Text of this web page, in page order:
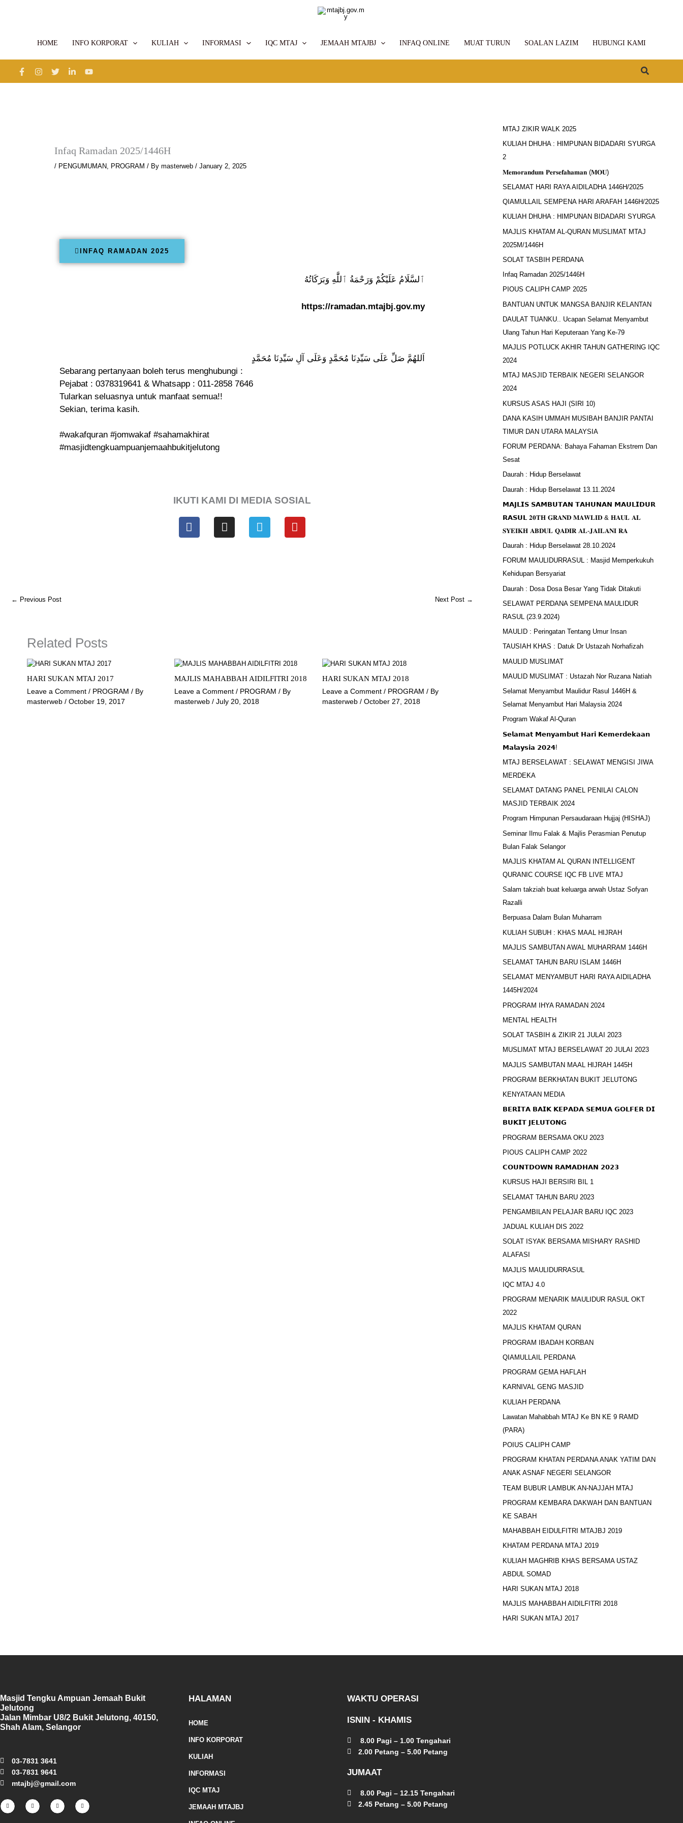
HOME INFO KORPORAT KULIAH INFORMASI IQC MTAJ JEMAAH MTAJBJ INFAQ ONLINE MUAT TURUN SOALAN LAZIM HUBUNGI KAMI
Search
Infaq Ramadan 2025/1446H
/ PENGUMUMAN, PROGRAM / By masterweb / January 2, 2025
INFAQ RAMADAN 2025
ٱلسَّلَامُ عَلَيْكُمْ وَرَحْمَةُ ٱللَّٰهِ وَبَرَكَاتُهُ
https://ramadan.mtajbj.gov.my
اَللهُمَّ صَلِّ عَلَى سَيِّدِنَا مُحَمَّدٍ وَعَلَى آلِ سَيِّدِنَا مُحَمَّدٍ
Sebarang pertanyaan boleh terus menghubungi :
Pejabat : 0378319641 & Whatsapp : 011-2858 7646
Tularkan seluasnya untuk manfaat semua!!
Sekian, terima kasih.
#wakafquran #jomwakaf #sahamakhirat
#masjidtengkuampuanjemaahbukitjelutong
IKUTI KAMI DI MEDIA SOSIAL
F
a
I
n
T
e
Y
o
← Previous Post Next Post →
Related Posts
HARI SUKAN MTAJ 2017
Leave a Comment / PROGRAM / By
masterweb / October 19, 2017
MAJLIS MAHABBAH AIDILFITRI 2018
Leave a Comment / PROGRAM / By
masterweb/July 20, 2018
HARI SUKAN MTAJ 2018
Leave a Comment / PROGRAM / By
masterweb/October 27, 2018
MTAJ ZIKIR WALK 2025
KULIAH DHUHA : HIMPUNAN BIDADARI SYURGA
2
𝐌𝐞𝐦𝐨𝐫𝐚𝐧𝐝𝐮𝐦 𝐏𝐞𝐫𝐬𝐞𝐟𝐚𝐡𝐚𝐦𝐚𝐧 (𝐌𝐎𝐔)
SELAMAT HARI RAYA AIDILADHA 1446H/2025
QIAMULLAIL SEMPENA HARI ARAFAH 1446H/2025
KULIAH DHUHA : HIMPUNAN BIDADARI SYURGA
MAJLIS KHATAM AL-QURAN MUSLIMAT MTAJ
2025M/1446H
SOLAT TASBIH PERDANA
Infaq Ramadan 2025/1446H
PIOUS CALIPH CAMP 2025
BANTUAN UNTUK MANGSA BANJIR KELANTAN
DAULAT TUANKU.. Ucapan Selamat Menyambut
Ulang Tahun Hari Keputeraan Yang Ke-79
MAJLIS POTLUCK AKHIR TAHUN GATHERING IQC
2024
MTAJ MASJID TERBAIK NEGERI SELANGOR
2024
KURSUS ASAS HAJI (SIRI 10)
DANA KASIH UMMAH MUSIBAH BANJIR PANTAI
TIMUR DAN UTARA MALAYSIA
FORUM PERDANA: Bahaya Fahaman Ekstrem Dan
Sesat
Daurah : Hidup Berselawat
Daurah : Hidup Berselawat 13.11.2024
𝗠𝗔𝗝𝗟𝗜𝗦 𝗦𝗔𝗠𝗕𝗨𝗧𝗔𝗡 𝗧𝗔𝗛𝗨𝗡𝗔𝗡 𝗠𝗔𝗨𝗟𝗜𝗗𝗨𝗥
𝗥𝗔𝗦𝗨𝗟 𝟐𝟎𝐓𝐇 𝐆𝐑𝐀𝐍𝐃 𝐌𝐀𝐖𝐋𝐈𝐃 & 𝐇𝐀𝐔𝐋 𝐀𝐋
𝐒𝐘𝐄𝐈𝐊𝐇 𝐀𝐁𝐃𝐔𝐋 𝐐𝐀𝐃𝐈𝐑 𝐀𝐋-𝐉𝐀𝐈𝐋𝐀𝐍𝐈 𝐑𝐀
Daurah : Hidup Berselawat 28.10.2024
FORUM MAULIDURRASUL : Masjid Memperkukuh
Kehidupan Bersyariat
Daurah : Dosa Dosa Besar Yang Tidak Ditakuti
SELAWAT PERDANA SEMPENA MAULIDUR
RASUL (23.9.2024)
MAULID : Peringatan Tentang Umur Insan
TAUSIAH KHAS : Datuk Dr Ustazah Norhafizah
MAULID MUSLIMAT
MAULID MUSLIMAT : Ustazah Nor Ruzana Natiah
Selamat Menyambut Maulidur Rasul 1446H &
Selamat Menyambut Hari Malaysia 2024
Program Wakaf Al-Quran
𝗦𝗲𝗹𝗮𝗺𝗮𝘁 𝗠𝗲𝗻𝘆𝗮𝗺𝗯𝘂𝘁 𝗛𝗮𝗿𝗶 𝗞𝗲𝗺𝗲𝗿𝗱𝗲𝗸𝗮𝗮𝗻
𝗠𝗮𝗹𝗮𝘆𝘀𝗶𝗮 𝟮𝟬𝟮𝟰!
MTAJ BERSELAWAT : SELAWAT MENGISI JIWA
MERDEKA
SELAMAT DATANG PANEL PENILAI CALON
MASJID TERBAIK 2024
Program Himpunan Persaudaraan Hujjaj (HISHAJ)
Seminar Ilmu Falak & Majlis Perasmian Penutup
Bulan Falak Selangor
MAJLIS KHATAM AL QURAN INTELLIGENT
QURANIC COURSE IQC FB LIVE MTAJ
Salam takziah buat keluarga arwah Ustaz Sofyan
Razalli
Berpuasa Dalam Bulan Muharram
KULIAH SUBUH : KHAS MAAL HIJRAH
MAJLIS SAMBUTAN AWAL MUHARRAM 1446H
SELAMAT TAHUN BARU ISLAM 1446H
SELAMAT MENYAMBUT HARI RAYA AIDILADHA
1445H/2024
PROGRAM IHYA RAMADAN 2024
MENTAL HEALTH
SOLAT TASBIH & ZIKIR 21 JULAI 2023
MUSLIMAT MTAJ BERSELAWAT 20 JULAI 2023
MAJLIS SAMBUTAN MAAL HIJRAH 1445H
PROGRAM BERKHATAN BUKIT JELUTONG
KENYATAAN MEDIA
𝗕𝗘𝗥𝗜𝗧𝗔 𝗕𝗔𝗜𝗞 𝗞𝗘𝗣𝗔𝗗𝗔 𝗦𝗘𝗠𝗨𝗔 𝗚𝗢𝗟𝗙𝗘𝗥 𝗗𝗜
𝗕𝗨𝗞𝗜𝗧 𝗝𝗘𝗟𝗨𝗧𝗢𝗡𝗚
PROGRAM BERSAMA OKU 2023
PIOUS CALIPH CAMP 2022
𝗖𝗢𝗨𝗡𝗧𝗗𝗢𝗪𝗡 𝗥𝗔𝗠𝗔𝗗𝗛𝗔𝗡 𝟮𝟬𝟮𝟯
KURSUS HAJI BERSIRI BIL 1
SELAMAT TAHUN BARU 2023
PENGAMBILAN PELAJAR BARU IQC 2023
JADUAL KULIAH DIS 2022
SOLAT ISYAK BERSAMA MISHARY RASHID
ALAFASI
MAJLIS MAULIDURRASUL
IQC MTAJ 4.0
PROGRAM MENARIK MAULIDUR RASUL OKT
2022
MAJLIS KHATAM QURAN
PROGRAM IBADAH KORBAN
QIAMULLAIL PERDANA
PROGRAM GEMA HAFLAH
KARNIVAL GENG MASJID
KULIAH PERDANA
Lawatan Mahabbah MTAJ Ke BN KE 9 RAMD
(PARA)
POIUS CALIPH CAMP
PROGRAM KHATAN PERDANA ANAK YATIM DAN
ANAK ASNAF NEGERI SELANGOR
TEAM BUBUR LAMBUK AN-NAJJAH MTAJ
PROGRAM KEMBARA DAKWAH DAN BANTUAN
KE SABAH
MAHABBAH EIDULFITRI MTAJBJ 2019
KHATAM PERDANA MTAJ 2019
KULIAH MAGHRIB KHAS BERSAMA USTAZ
ABDUL SOMAD
HARI SUKAN MTAJ 2018
MAJLIS MAHABBAH AIDILFITRI 2018
HARI SUKAN MTAJ 2017
Masjid Tengku Ampuan Jemaah Bukit
Jelutong
Jalan Mimbar U8/2 Bukit Jelutong, 40150,
Shah Alam, Selangor
03-7831 3641
03-7831 9641
mtajbj@gmail.com
F
a
e
I
n
t
T
w
t
Y
o
t
HALAMAN
HOME
INFO KORPORAT
KULIAH
INFORMASI
IQC MTAJ
JEMAAH MTAJBJ
WAKTU OPERASI
ISNIN - KHAMIS
8.00 Pagi – 1.00 Tengahari
2.00 Petang – 5.00 Petang
JUMAAT
8.00 Pagi – 12.15 Tengahari
2.45 Petang – 5.00 Petang